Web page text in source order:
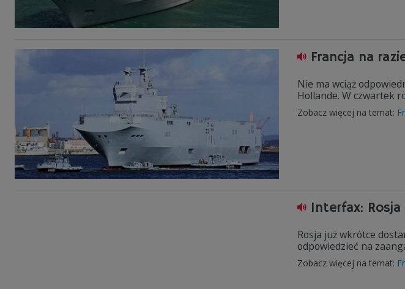
Francja na
Nie ma wciąż
Hollande. W czwartek
Zobacz więcej na temat:
Interfax:
Rosja już wkrótce
odpowiedzieć na
Zobacz więcej na temat: